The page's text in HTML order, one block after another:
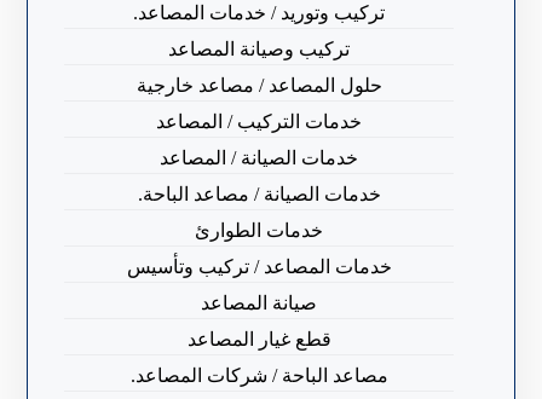
تركيب وتوريد / خدمات المصاعد.
تركيب وصيانة المصاعد
حلول المصاعد / مصاعد خارجية
خدمات التركيب / المصاعد
خدمات الصيانة / المصاعد
خدمات الصيانة / مصاعد الباحة.
خدمات الطوارئ
خدمات المصاعد / تركيب وتأسيس
صيانة المصاعد
قطع غيار المصاعد
مصاعد الباحة / شركات المصاعد.